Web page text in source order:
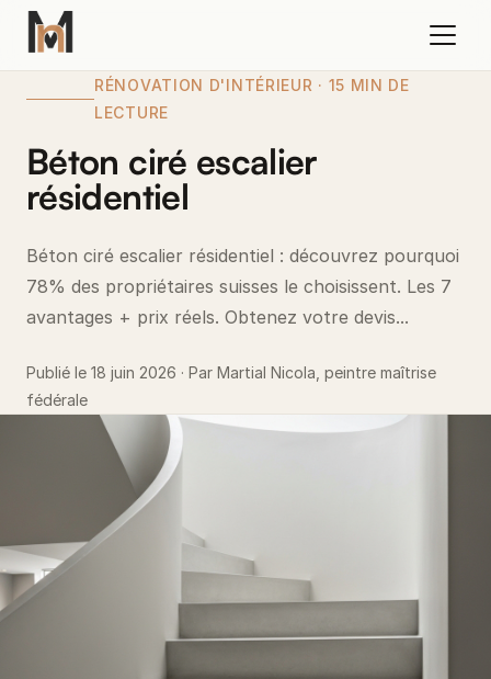
RÉNOVATION D'INTÉRIEUR · 15 MIN DE
LECTURE
Béton ciré escalier
résidentiel
Béton ciré escalier résidentiel : découvrez pourquoi
78% des propriétaires suisses le choisissent. Les 7
avantages + prix réels. Obtenez votre devis...
Publié le 18 juin 2026 · Par Martial Nicola, peintre maîtrise
fédérale